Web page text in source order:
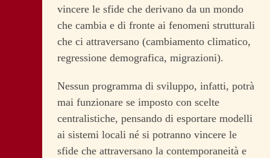
vincere le sfide che derivano da un mondo
che cambia e di fronte ai fenomeni strutturali
che ci attraversano (cambiamento climatico,
regressione demografica, migrazioni).
Nessun programma di sviluppo, infatti, potrà
mai funzionare se imposto con scelte
centralistiche, pensando di esportare modelli
ai sistemi locali né si potranno vincere le
sfide che attraversano la contemporaneità e